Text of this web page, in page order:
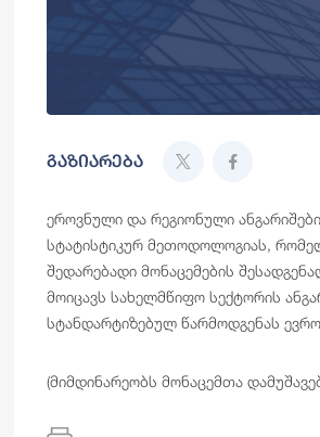
გაზიარება
ეროვნული და რეგიონული
სტატისტიკურ მეთოდოლოგიას,
შედარებადი მონაცემების
მოიცავს სახელმწიფო სექტორის
სტანდარტიზებულ წარმოდგენას
(მიმდინარეობს მონაცემთა